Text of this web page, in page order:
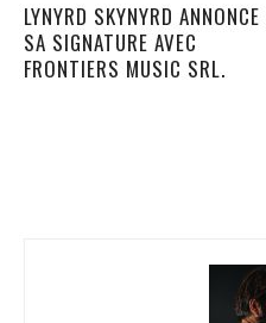
LYNYRD SKYNYRD ANNONCE
SA SIGNATURE AVEC
FRONTIERS MUSIC SRL.